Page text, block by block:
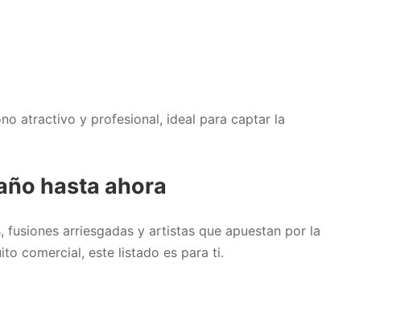
atractivo y profesional, ideal para captar la
hasta ahora
arriesgadas y artistas que apuestan por la
comercial, este listado es para ti.